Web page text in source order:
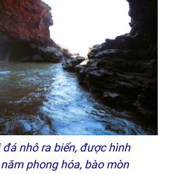
nhô ra biển, được hình
phong hóa, bào mòn